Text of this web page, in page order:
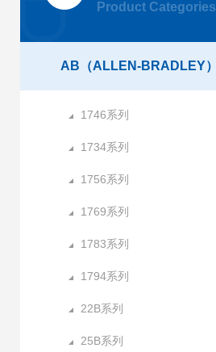
Product Categories
AB（ALLEN-BRADLEY）
1746系列
1734系列
1756系列
1769系列
1783系列
1794系列
22B系列
25B系列